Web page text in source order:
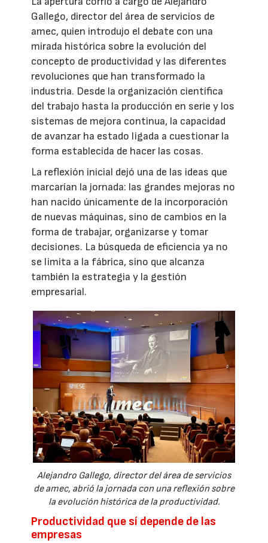
Gallego, director del área de servicios de
amec, quien introdujo el debate con una
mirada histórica sobre la evolución del
concepto de productividad y las diferentes
revoluciones que han transformado la
industria. Desde la organización científica
del trabajo hasta la producción en serie y los
sistemas de mejora continua, la capacidad
de avanzar ha estado ligada a cuestionar la
forma establecida de hacer las cosas.
La reflexión inicial dejó una de las ideas que
marcarían la jornada: las grandes mejoras no
han nacido únicamente de la incorporación
de nuevas máquinas, sino de cambios en la
forma de trabajar, organizarse y tomar
decisiones. La búsqueda de eficiencia ya no
se limita a la fábrica, sino que alcanza
también la estrategia y la gestión
empresarial.
Alejandro Gallego, director del área de servicios
de amec, abrió la jornada con una reflexión sobre
la evolución histórica de la productividad.
Productividad que sí depende de las
empresas